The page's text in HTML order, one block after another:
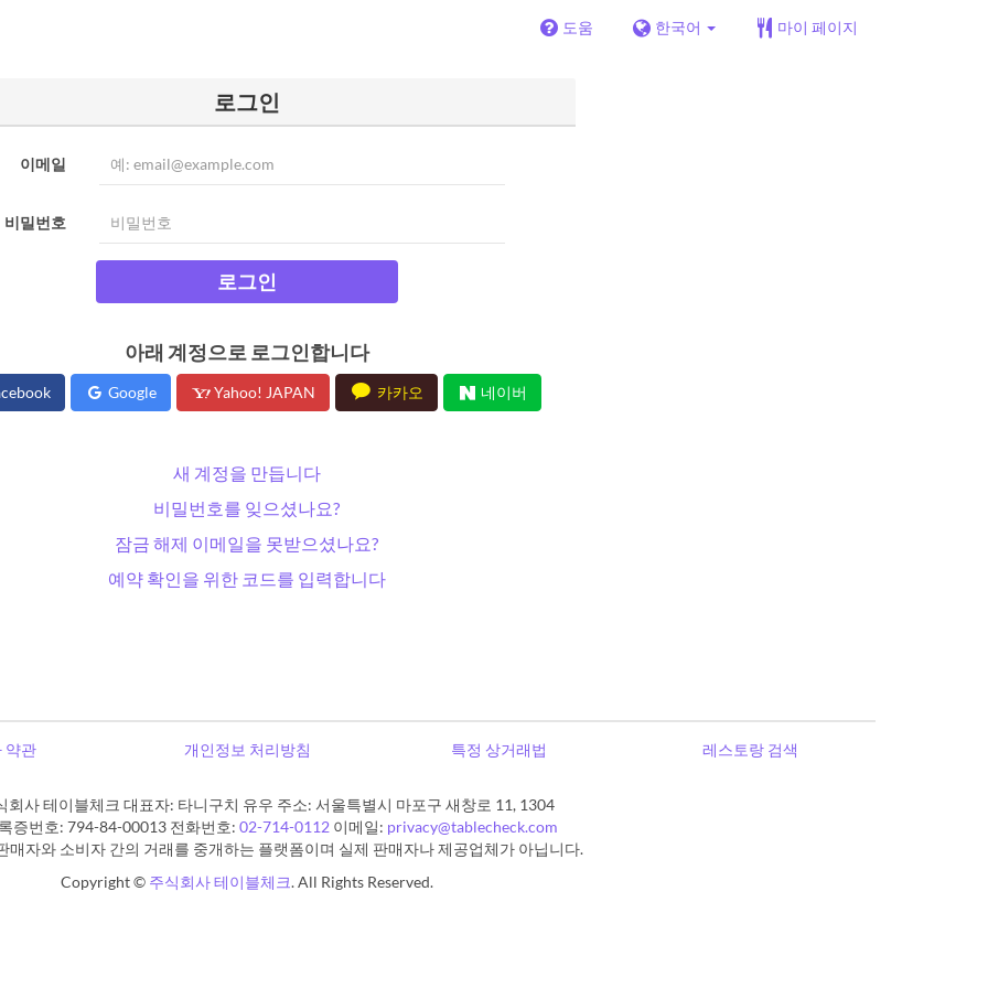
도움 한국어 마이 페이지
로그인
이메일
비밀번호
로그인
아래 계정으로 로그인합니다
Google Yahoo! JAPAN 카카오 네이버
새 계정을 만듭니다
비밀번호를 잊으셨나요?
잠금 해제 이메일을 못받으셨나요?
예약 확인을 위한 코드를 입력합니다
약관 개인정보 처리방침 특정 상거래법 레스토랑 검색
회사 테이블체크 대표자: 타니구치 유우 주소: 서울특별시 마포구 새창로 11, 1304
증번호: 794-84-00013 전화번호: 02-714-0112 이메일: privacy@tablecheck.com
매자와 소비자 간의 거래를 중개하는 플랫폼이며 실제 판매자나 제공업체가 아닙니다.
Copyright © 주식회사 테이블체크. All Rights Reserved.